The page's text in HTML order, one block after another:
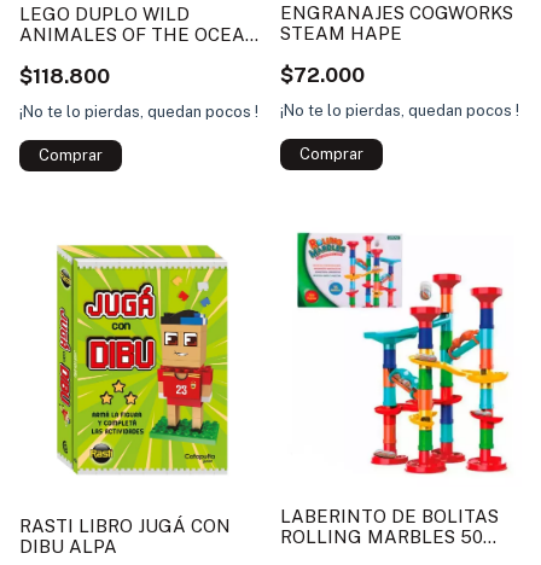
LEGO DUPLO WILD
ANIMALES OF THE OCEAN
$118.800
¡No te lo pierdas, quedan pocos !
ENGRANAJES COGWORKS
STEAM HAPE
$72.000
¡No te lo pierdas, quedan pocos !
RASTI LIBRO JUGÁ CON
DIBU ALPA
LABERINTO DE BOLITAS
ROLLING MARBLES 50